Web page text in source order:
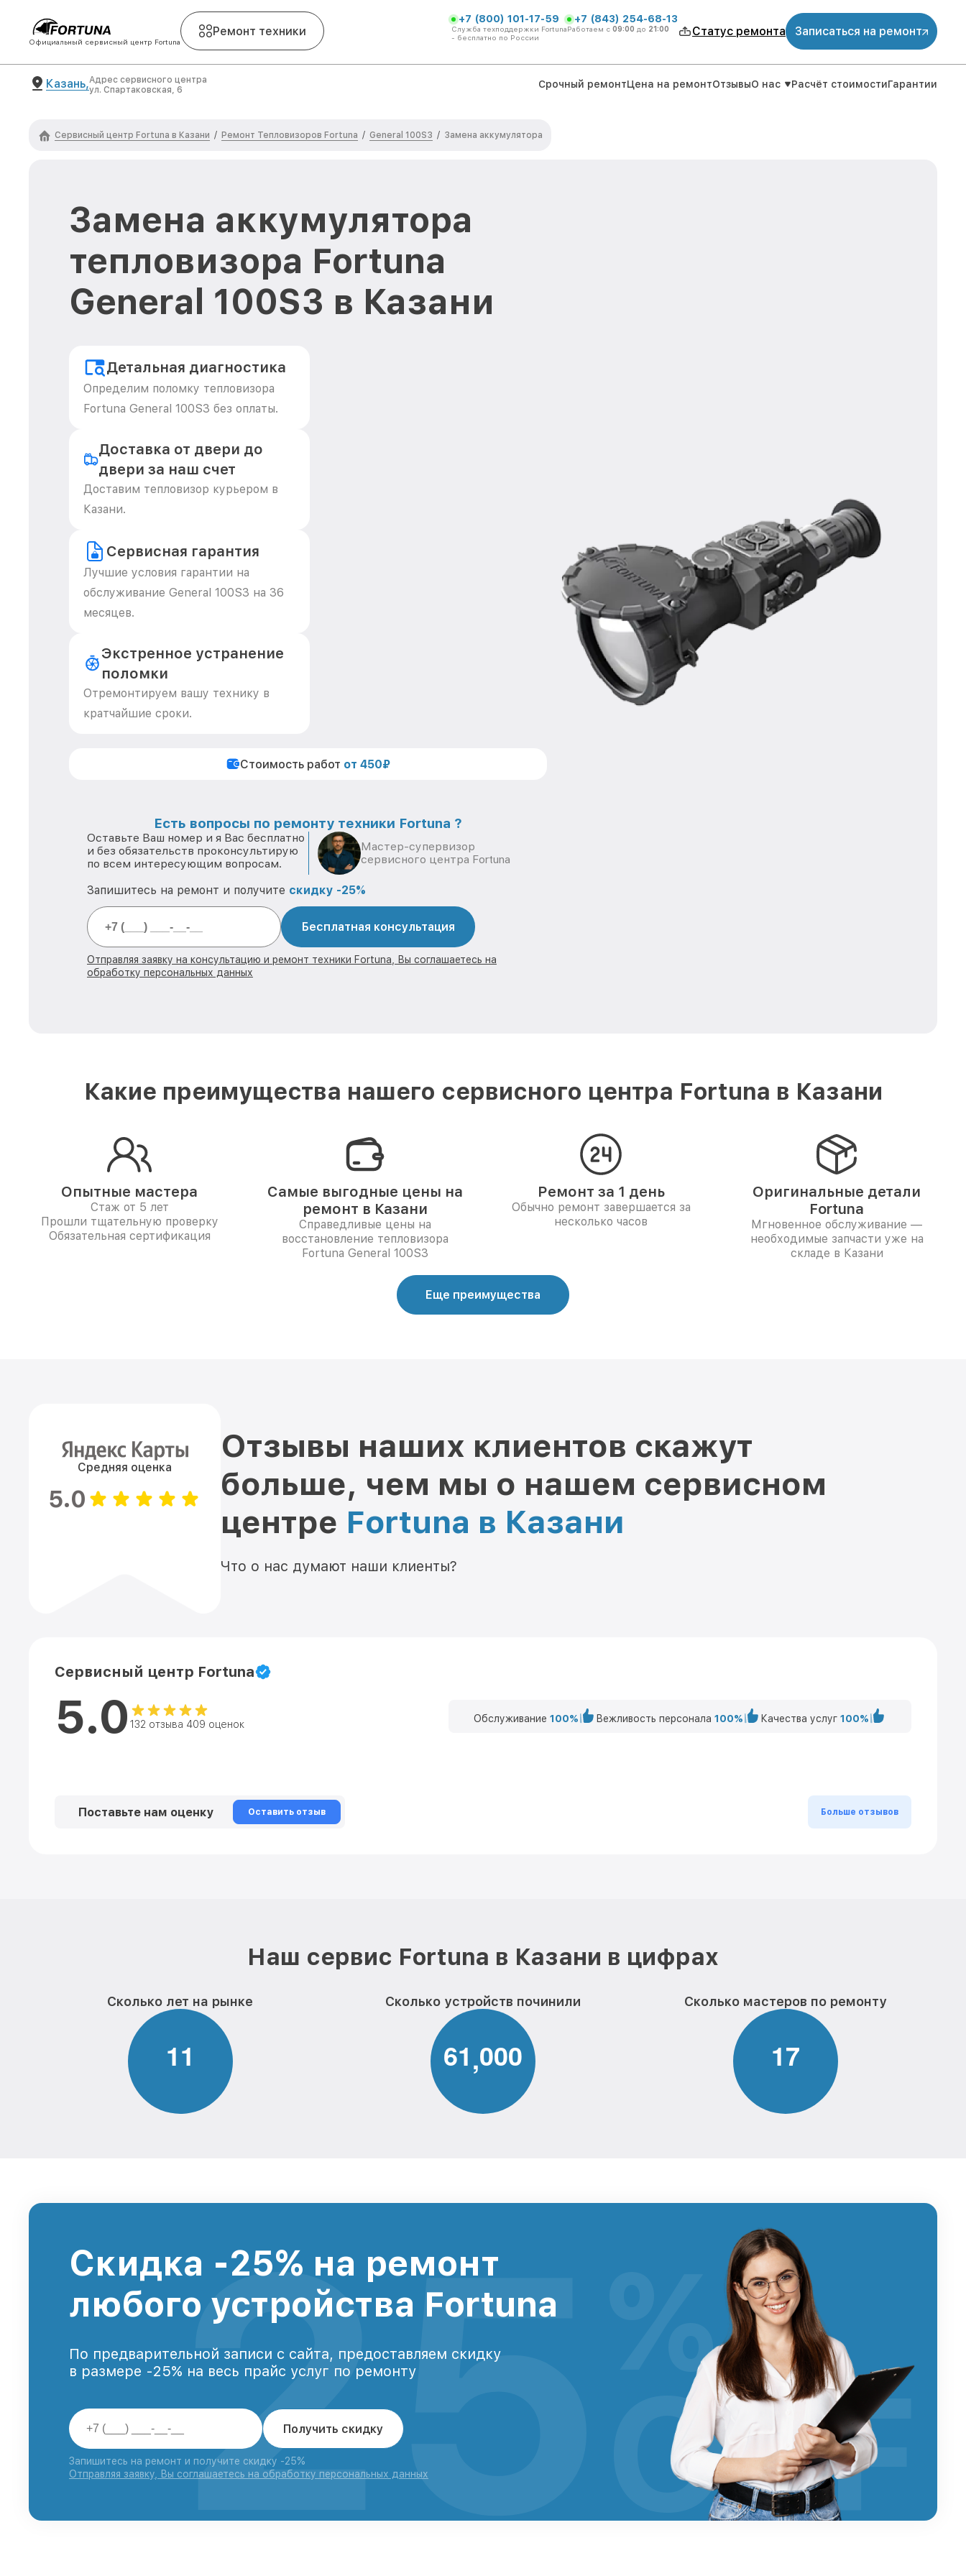
Официальный сервисный центр Fortuna
Ремонт техники
+7 (800) 101-17-59
Служба техподдержки Fortuna
- бесплатно по России
+7 (843) 254-68-13
Работаем с 09:00 до 21:00 Статус ремонта Записаться на ремонт
Казань,Адрес сервисного центра
ул. Спартаковская, 6
Срочный ремонтЦена на ремонтОтзывыО нас Расчёт стоимостиГарантии
Сервисный центр Fortuna в Казани / Ремонт Тепловизоров Fortuna / General 100S3 / Замена аккумулятора
Замена аккумулятора
тепловизора Fortuna
General 100S3 в Казани
Детальная диагностика
Определим поломку тепловизора
Fortuna General 100S3 без оплаты.
Доставка от двери до
двери за наш счет
Доставим тепловизор курьером в
Казани.
Сервисная гарантия
Лучшие условия гарантии на
обслуживание General 100S3 на 36
месяцев.
Экстренное устранение
поломки
Отремонтируем вашу технику в
кратчайшие сроки.
Стоимость работ от 450₽
Есть вопросы по ремонту техники Fortuna ?
Оставьте Ваш номер и я Вас бесплатно
и без обязательств проконсультирую
по всем интересующим вопросам.
Мастер-супервизор
сервисного центра Fortuna
Запишитесь на ремонт и получите скидку -25%
Бесплатная консультация
Отправляя заявку на консультацию и ремонт техники Fortuna, Вы соглашаетесь на
обработку персональных данных
Какие преимущества нашего сервисного центра Fortuna в Казани
Опытные мастера
Стаж от 5 лет
Прошли тщательную проверку
Обязательная сертификация
Самые выгодные цены на
ремонт в Казани
Справедливые цены на
восстановление тепловизора
Fortuna General 100S3
Ремонт за 1 день
Обычно ремонт завершается за
несколько часов
Оригинальные детали
Fortuna
Мгновенное обслуживание —
необходимые запчасти уже на
складе в Казани
Еще преимущества
Средняя оценка
5.0
Отзывы наших клиентов скажут
больше, чем мы о нашем сервисном
центре Fortuna в Казани
Что о нас думают наши клиенты?
Сервисный центр Fortuna
5.0 132 отзыва 409 оценок Обслуживание 100% Вежливость персонала 100% Качества услуг 100%
Поставьте нам оценку Оставить отзыв Больше отзывов
Наш сервис Fortuna в Казани в цифрах
Сколько лет на рынке
11
Сколько устройств починили
61,000
Сколько мастеров по ремонту
17
Скидка -25% на ремонт
любого устройства Fortuna
По предварительной записи с сайта, предоставляем скидку
в размере -25% на весь прайс услуг по ремонту
Получить скидку
Запишитесь на ремонт и получите скидку -25%
Отправляя заявку, Вы соглашаетесь на обработку персональных данных
25 %
OFF